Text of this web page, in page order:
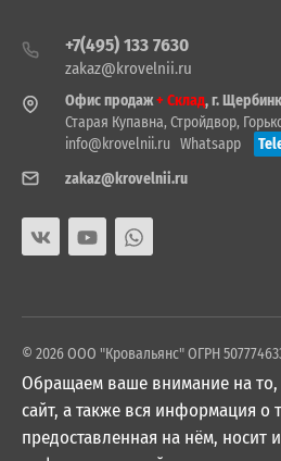
+7(495) 133 7630
zakaz@krovelnii.ru
Офис продаж+ Склад, г.
Старая Купавна, Стройдвор,
info@krovelnii.ru Whatsapp
zakaz@krovelnii.ru
© 2026 ООО "Кровальянс" ОГРН
Обращаем ваше внимание на
сайт, а также вся информация о
предоставленная на нём, носит